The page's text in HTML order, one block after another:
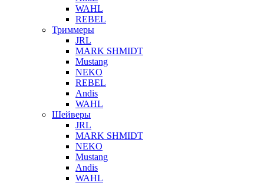
WAHL
REBEL
Триммеры
JRL
MARK SHMIDT
Mustang
NEKO
REBEL
Andis
WAHL
Шейверы
JRL
MARK SHMIDT
NEKO
Mustang
Andis
WAHL